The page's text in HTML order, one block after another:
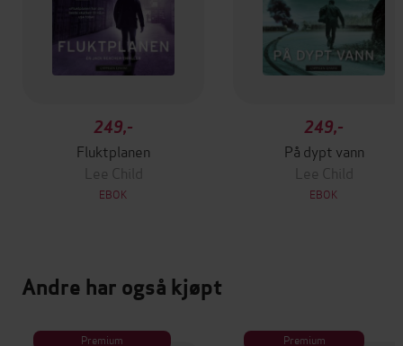
249,-
Fluktplanen
Lee Child
EBOK
249,-
På dypt vann
Lee Child
EBOK
Andre har også kjøpt
Premium
Premium